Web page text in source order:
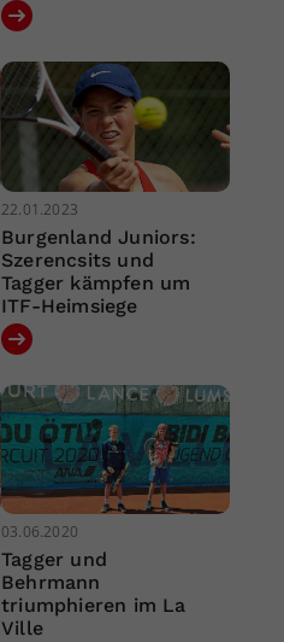
22.01.2023
Burgenland Juniors:
Szerencsits und
Tagger kämpfen um
ITF-Heimsiege
03.06.2020
Tagger und
Behrmann
triumphieren im La
Ville